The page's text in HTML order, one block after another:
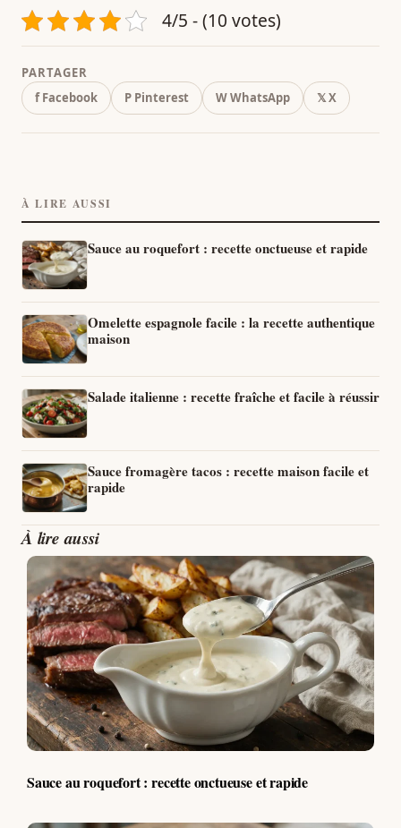
4/5 - (10 votes)
PARTAGER
f Facebook
P Pinterest W WhatsApp 𝕏 X
À LIRE AUSSI
Sauce au roquefort : recette onctueuse et rapide
Omelette espagnole facile : la recette authentique
maison
Salade italienne : recette fraîche et facile à réussir
Sauce fromagère tacos : recette maison facile et
rapide
À lire aussi
Sauce au roquefort : recette onctueuse et rapide